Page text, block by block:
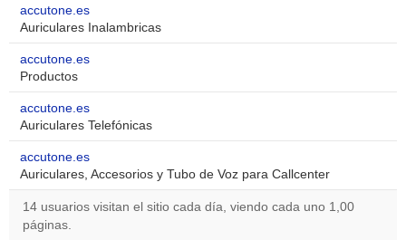
accutone.es
Auriculares Inalambricas
accutone.es
Productos
accutone.es
Auriculares Telefónicas
accutone.es
Auriculares, Accesorios y Tubo de Voz para Callcenter
14 usuarios visitan el sitio cada día, viendo cada uno 1,00
páginas.